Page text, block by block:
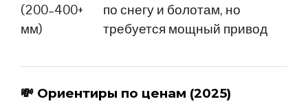
(200–400+
мм)
по снегу и болотам, но
требуется мощный привод
💸 Ориентиры по ценам (2025)